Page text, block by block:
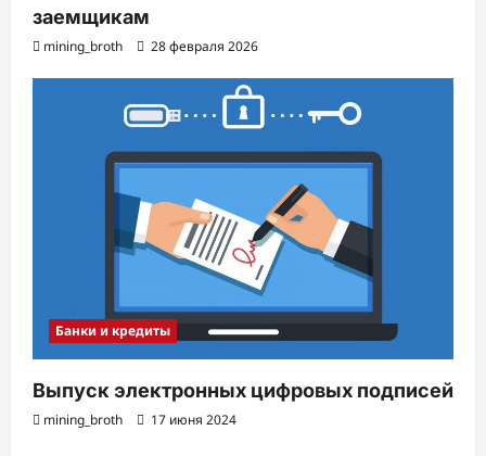
заемщикам
mining_broth 28 февраля 2026
Банки и кредиты
Выпуск электронных цифровых подписей
mining_broth 17 июня 2024